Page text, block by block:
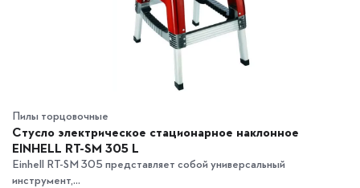
Пилы торцовочные
Стусло электрическое стационарное наклонное
EINHELL RT-SM 305 L
Einhell RT-SM 305 представляет собой универсальный
инструмент,...